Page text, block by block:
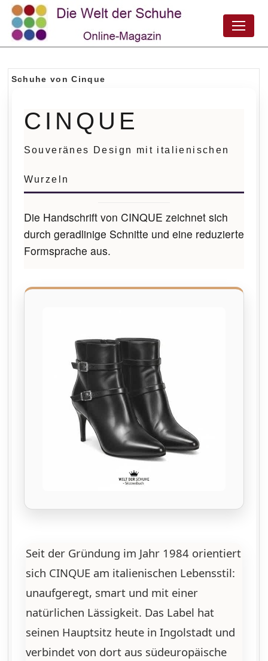
Schuhe von Cinque
CINQUE
Souveränes Design mit italienischen
Wurzeln
Die Handschrift von CINQUE zeichnet sich
durch geradlinige Schnitte und eine reduzierte
Formsprache aus.
Seit der Gründung im Jahr 1984 orientiert
sich CINQUE am italienischen Lebensstil:
unaufgeregt, smart und mit einer
natürlichen Lässigkeit. Das Label hat
seinen Hauptsitz heute in Ingolstadt und
verbindet von dort aus südeuropäische